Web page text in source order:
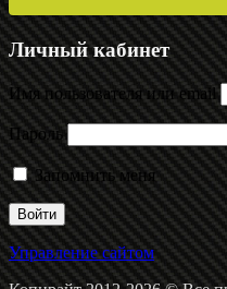
Личный кабинет
Имя пользователя или email
Пароль
Запомнить меня
Управление сайтом